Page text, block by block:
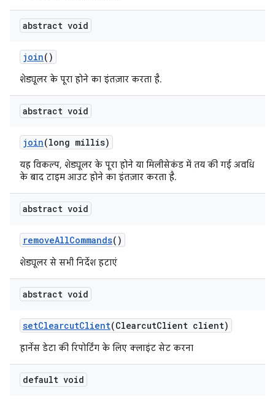
abstract void
join()
शेड्यूलर के पूरा होने का इंतज़ार करता है.
abstract void
join(long millis)
यह विकल्प, शेड्यूलर के पूरा होने या मिलीसेकंड में तय की गई अवधि
के बाद टाइम आउट होने का इंतज़ार करता है.
abstract void
removeAllCommands()
शेड्यूलर से सभी निर्देश हटाएं
abstract void
setClearcutClient(ClearcutClient client)
हार्नेस डेटा की रिपोर्टिंग के लिए क्लाइंट सेट करना
default void